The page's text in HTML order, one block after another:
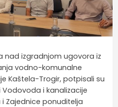
nad izgradnjom ugovora iz
vodno-komunalne
Kaštela-Trogir, potpisali su
i kanalizacije
Zajednice ponuditelja